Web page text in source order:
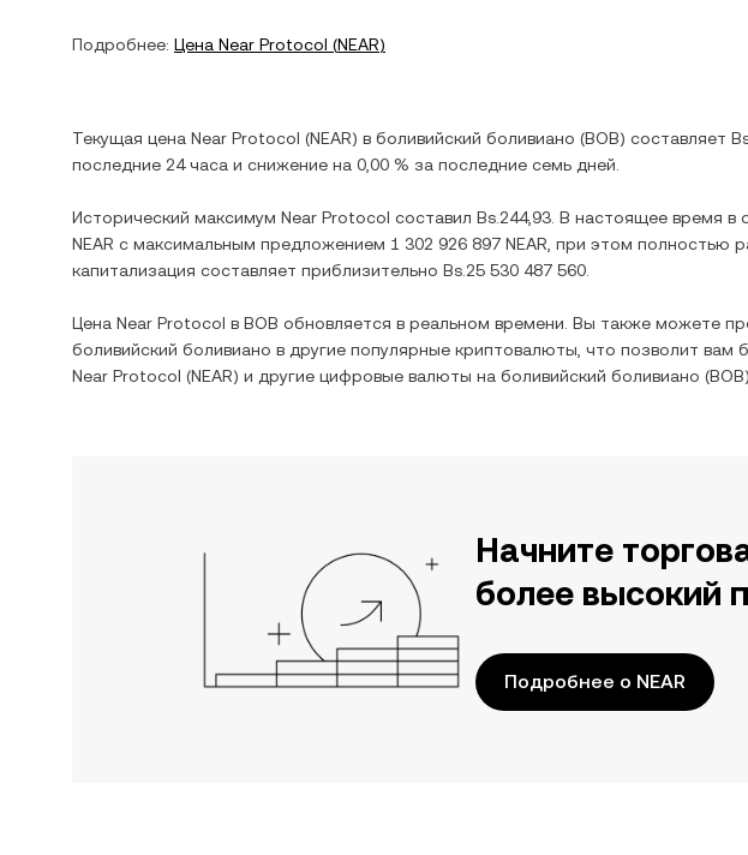
Подробнее: Цена Near Protocol (NEAR)
Текущая цена Near Protocol (NEAR) в боливийский боливиано (BOB) составляет
последние 24 часа и снижение на 0,00 % за последние семь дней.
Исторический максимум Near Protocol составил Bs.244,93 . В настоящее время в
NEAR с максимальным предложением 1 302 926 897 NEAR , при этом полностью
капитализация составляет приблизительно Bs.25 530 487 560
Цена Near Protocol в BOB обновляется в реальном времени. Вы также можете
боливийский боливиано в другие популярные криптовалюты, что позволит
Near Protocol (NEAR) и другие цифровые валюты на боливийский боливиано (BOB).
Начните
более высокий
Подробнее о NEAR